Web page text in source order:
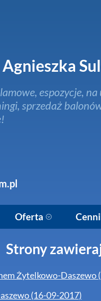
Agnieszka
espozycje, na
sprzedaż
Oferta
Strony
Żytelkowo-Daszewo
(16-09-2017)